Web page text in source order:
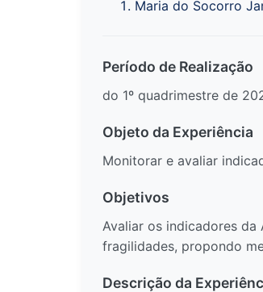
Maria do Socorro
Período de Realização
do 1º quadrimestre de
Objeto da Experiência
Monitorar e avaliar
Objetivos
Avaliar os indicadores
fragilidades, propondo
Descrição da